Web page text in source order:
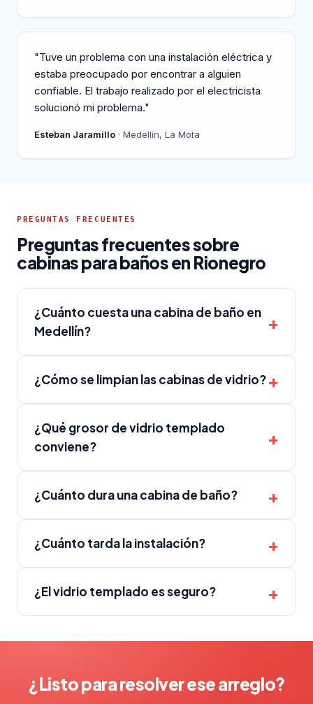
"Tuve un problema con una instalación eléctrica y
estaba preocupado por encontrar a alguien
confiable. El trabajo realizado por el electricista
solucionó mi problema."
Esteban Jaramillo · Medellín, La Mota
PREGUNTAS FRECUENTES
Preguntas frecuentes sobre
cabinas para baños en Rionegro
¿Cuánto cuesta una cabina de baño en
Medellín?
¿Cómo se limpian las cabinas de vidrio?
¿Qué grosor de vidrio templado
conviene?
¿Cuánto dura una cabina de baño?
¿Cuánto tarda la instalación?
¿El vidrio templado es seguro?
¿Listo para resolver ese arreglo?